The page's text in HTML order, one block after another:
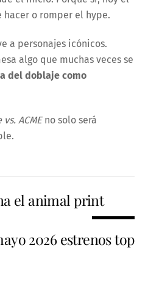
o romper el hype.
a personajes icónicos.
algo que muchas veces se
del doblaje como
vs. ACMEno solo será
el animal print
2026 estrenos top